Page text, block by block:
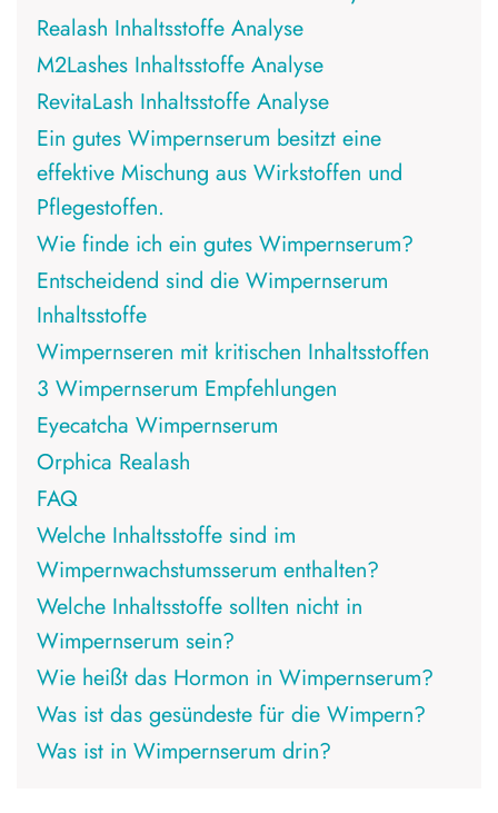
Realash Inhaltsstoffe Analyse
M2Lashes Inhaltsstoffe Analyse
RevitaLash Inhaltsstoffe Analyse
Ein gutes Wimpernserum besitzt eine
effektive Mischung aus Wirkstoffen und
Pflegestoffen.
Wie finde ich ein gutes Wimpernserum?
Entscheidend sind die Wimpernserum
Inhaltsstoffe
Wimpernseren mit kritischen Inhaltsstoffen
3 Wimpernserum Empfehlungen
Eyecatcha Wimpernserum
Orphica Realash
FAQ
Welche Inhaltsstoffe sind im
Wimpernwachstumsserum enthalten?
Welche Inhaltsstoffe sollten nicht in
Wimpernserum sein?
Wie heißt das Hormon in Wimpernserum?
Was ist das gesündeste für die Wimpern?
Was ist in Wimpernserum drin?